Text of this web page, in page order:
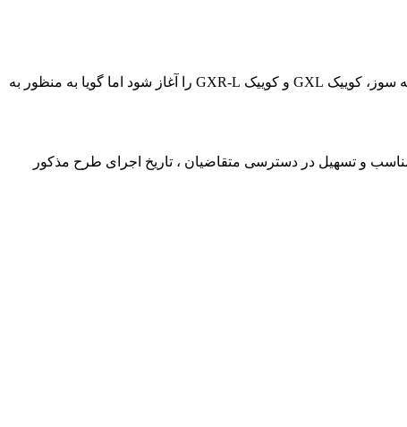
به گزارش همشهری آنلاین به نقل از تسنیم، براساس اعلام شرکت سایپا قرار بود از امروز ۱۷ آذر پیش فروش محصولات ساینا GXL دوگانه سوز، کوییک GXL و کوییک GXR-L را آغاز شود اما گویا به منظور به
و تسهیل در دسترسی متقاضیان ، تاریخ اجرای طرح مذکور